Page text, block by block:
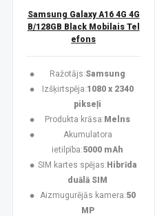
Samsung Galaxy A16 4G 4G
B/128GB Black Mobilais Tel
efons
Ražotājs:Samsung
Izšķirtspēja:1080 x 2340
pikseļi
Produkta krāsa: Melns
Akumulatora
ietilpība:5000 mAh
SIM kartes spējas: Hibrīda
duālā SIM
Aizmugurējās kamera:50
MP